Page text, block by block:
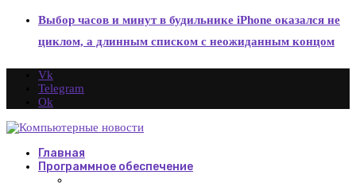
Выбор часов и минут в будильнике iPhone оказался не
циклом, а длинным списком с неожиданным концом
Vk
Telegram
Ok
Главная
Программное обеспечение